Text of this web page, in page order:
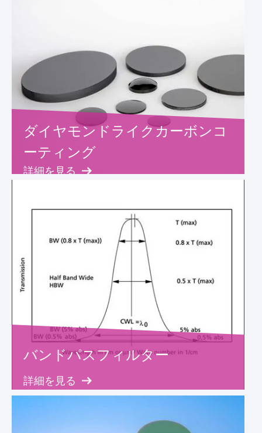
ダイヤモンドライクカーボンコ
ーティング
詳細を見る
バンドパスフィルター
詳細を見る